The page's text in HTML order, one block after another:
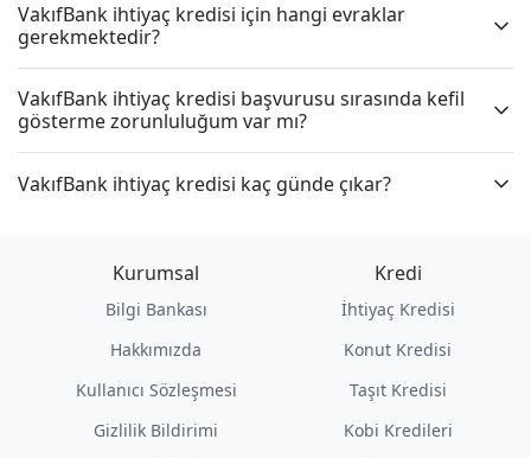
VakıfBank ihtiyaç kredisi için hangi evraklar
gerekmektedir?
VakıfBank ihtiyaç kredisi başvurusu sırasında kefil
gösterme zorunluluğum var mı?
VakıfBank ihtiyaç kredisi kaç günde çıkar?
Kurumsal
Bilgi Bankası
Hakkımızda
Kullanıcı Sözleşmesi
Gizlilik Bildirimi
Kredi
İhtiyaç Kredisi
Konut Kredisi
Taşıt Kredisi
Kobi Kredileri